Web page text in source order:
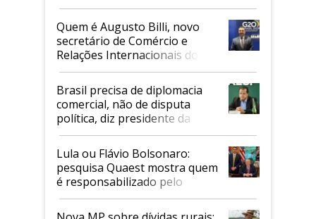
Quem é Augusto Billi, novo
secretário de Comércio e
Relações Internacionais do
Mapa
Brasil precisa de diplomacia
comercial, não de disputa
política, diz presidente da
Faesp
Lula ou Flávio Bolsonaro:
pesquisa Quaest mostra quem
é responsabilizado pelo
tarifaço dos EUA